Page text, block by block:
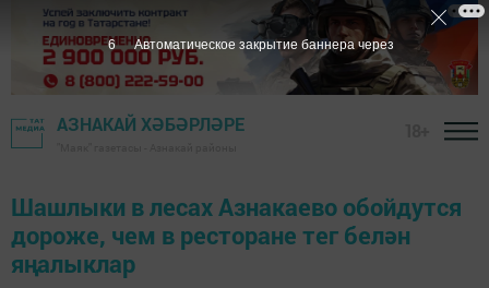
АЗНАКАЙ ХӘБӘРЛӘРЕ
Шашлыки в лесах Азнакаево обойдутся
дороже, чем в ресторане тег белән
яңалыклар
6 Автоматическое закрытие баннера через